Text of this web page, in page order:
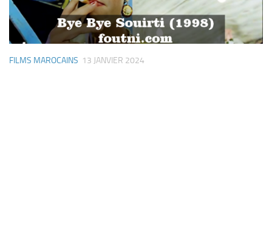
FILMS MAROCAINS 13 JANVIER 2024